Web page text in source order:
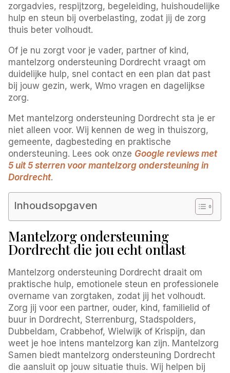
zorgadvies, respijtzorg, begeleiding, huishoudelijke
hulp en steun bij overbelasting, zodat jij de zorg
thuis beter volhoudt.
Of je nu zorgt voor je vader, partner of kind,
mantelzorg ondersteuning Dordrecht vraagt om
duidelijke hulp, snel contact en een plan dat past
bij jouw gezin, werk, Wmo vragen en dagelijkse
zorg.
Met mantelzorg ondersteuning Dordrecht sta je er
niet alleen voor. Wij kennen de weg in thuiszorg,
gemeente, dagbesteding en praktische
ondersteuning. Lees ook onze Google reviews met
5 uit 5 sterren voor mantelzorg ondersteuning in
Dordrecht.
Inhoudsopgaven
Mantelzorg ondersteuning
Dordrecht die jou echt ontlast
Mantelzorg ondersteuning Dordrecht draait om
praktische hulp, emotionele steun en professionele
overname van zorgtaken, zodat jij het volhoudt.
Zorg jij voor een partner, ouder, kind, familielid of
buur in Dordrecht, Sterrenburg, Stadspolders,
Dubbeldam, Crabbehof, Wielwijk of Krispijn, dan
weet je hoe intens mantelzorg kan zijn. Mantelzorg
Samen biedt mantelzorg ondersteuning Dordrecht
die aansluit op jouw situatie thuis. Wij helpen bij